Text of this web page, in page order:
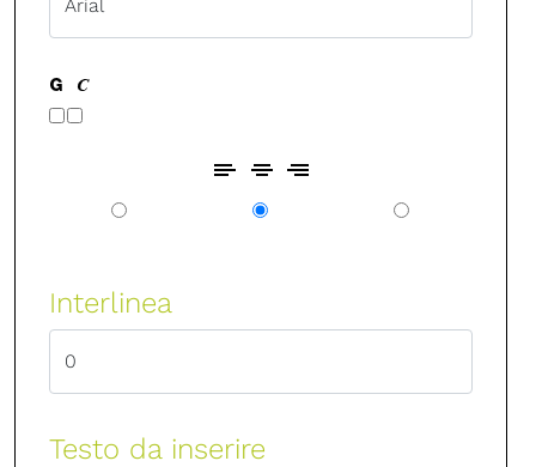
Interlinea
Testo da inserire